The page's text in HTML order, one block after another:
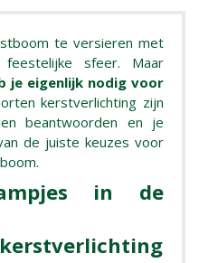
te versieren met
sfeer. Maar
je eigenlijk nodig voor
kerstverlichting zijn
beantwoorden en je
de juiste keuzes voor
in de